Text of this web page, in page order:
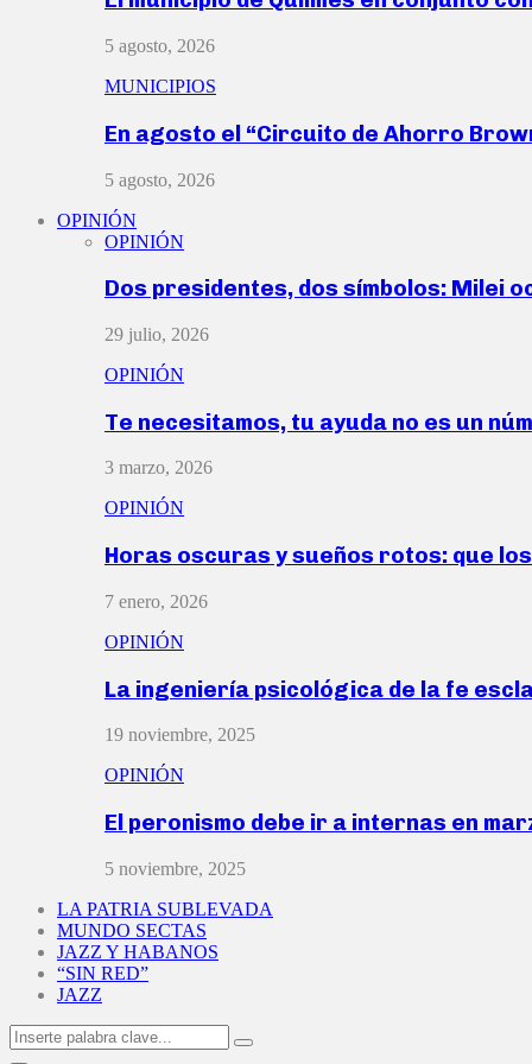
5 agosto, 2026
MUNICIPIOS
En agosto el “Circuito de Ahorro
5 agosto, 2026
OPINIÓN
OPINIÓN
Dos presidentes, dos símbolos: Milei
29 julio, 2026
OPINIÓN
Te necesitamos, tu ayuda no es un
3 marzo, 2026
OPINIÓN
Horas oscuras y sueños rotos: que
7 enero, 2026
OPINIÓN
La ingeniería psicológica de la fe
19 noviembre, 2025
OPINIÓN
El peronismo debe ir a internas en
5 noviembre, 2025
LA PATRIA SUBLEVADA
MUNDO SECTAS
JAZZ Y HABANOS
“SIN RED”
JAZZ
Search
for:
Search